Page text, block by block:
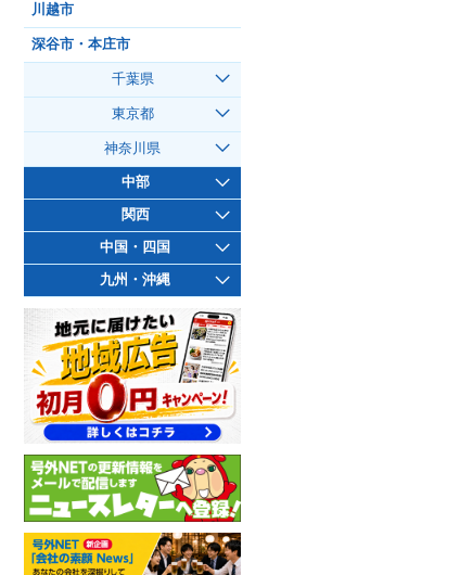
川越市
深谷市・本庄市
千葉県
東京都
神奈川県
中部
関西
中国・四国
九州・沖縄